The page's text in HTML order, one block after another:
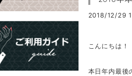
2018/12/29
こんにちは！
本日年内最後